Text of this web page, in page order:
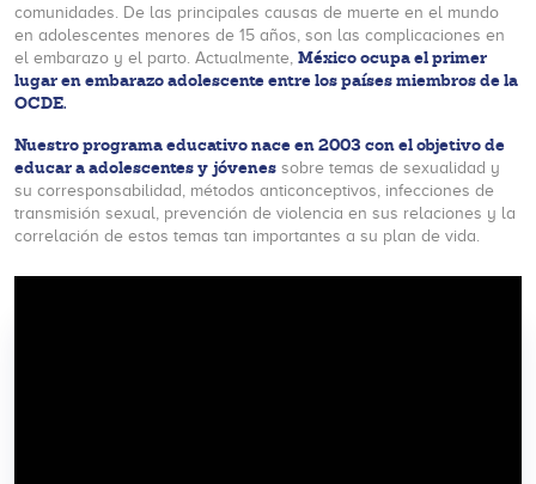
comunidades. De las principales causas de muerte en el mundo
en adolescentes menores de 15 años, son las complicaciones en
el embarazo y el parto. Actualmente, México ocupa el primer
lugar en embarazo adolescente entre los países miembros de la
OCDE.
Nuestro programa educativo nace en 2003 con el objetivo de
educar a adolescentes y jóvenes sobre temas de sexualidad y
su corresponsabilidad, métodos anticonceptivos, infecciones de
transmisión sexual, prevención de violencia en sus relaciones y la
correlación de estos temas tan importantes a su plan de vida.